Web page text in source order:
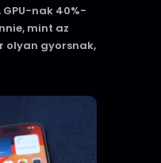
GPU-nak 40%-
mint az
olyan gyorsnak,